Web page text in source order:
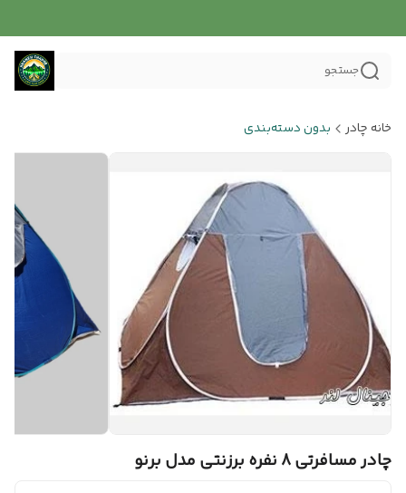
جستجو
خانه چادر بدون دسته‌بندی
چادر مسافرتی 8 نفره برزنتی مدل برنو